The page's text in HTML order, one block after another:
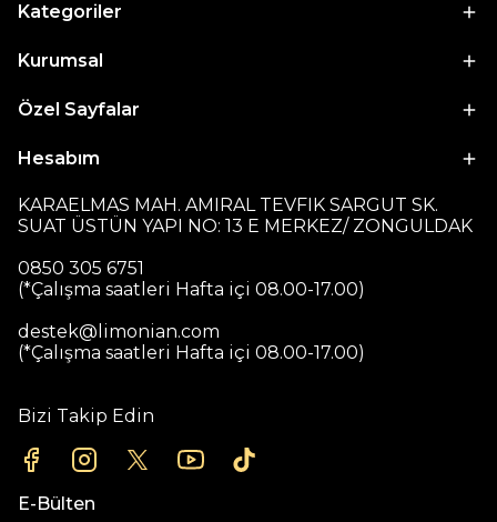
Kategoriler
Kurumsal
Özel Sayfalar
Hesabım
KARAELMAS MAH. AMIRAL TEVFIK SARGUT SK.
SUAT ÜSTÜN YAPI NO: 13 E MERKEZ/ ZONGULDAK
0850 305 6751
(*Çalışma saatleri Hafta içi 08.00-17.00)
destek@limonian.com
(*Çalışma saatleri Hafta içi 08.00-17.00)
Bizi Takip Edin
E-Bülten